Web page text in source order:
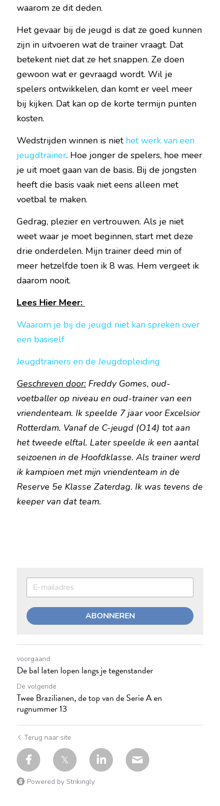
waarom ze dit deden.
Het gevaar bij de jeugd is dat ze goed kunnen
zijn in uitvoeren wat de trainer vraagt. Dat
betekent niet dat ze het snappen. Ze doen
gewoon wat er gevraagd wordt. Wil je
spelers ontwikkelen, dan komt er veel meer
bij kijken. Dat kan op de korte termijn punten
kosten.
Wedstrijden winnen is niet het werk van een
jeugdtrainer. Hoe jonger de spelers, hoe meer
je uit moet gaan van de basis. Bij de jongsten
heeft die basis vaak niet eens alleen met
voetbal te maken.
Gedrag, plezier en vertrouwen. Als je niet
weet waar je moet beginnen, start met deze
drie onderdelen. Mijn trainer deed min of
meer hetzelfde toen ik 8 was. Hem vergeet ik
daarom nooit.
Lees Hier Meer:
Waarom je bij de jeugd niet kan spreken over
een basiself
Jeugdtrainers en de Jeugdopleiding
Geschreven door: Freddy Gomes, oud-
voetballer op niveau en oud-trainer van een
vriendenteam. Ik speelde 7 jaar voor Excelsior
Rotterdam. Vanaf de C-jeugd (O14) tot aan
het tweede elftal. Later speelde ik een aantal
seizoenen in de Hoofdklasse. Als trainer werd
ik kampioen met mijn vriendenteam in de
Reserve 5e Klasse Zaterdag. Ik was tevens de
keeper van dat team.
ABONNEREN
voorgaand
De bal laten lopen langs je tegenstander
De volgende
Twee Brazilianen, de top van de Serie A en
rugnummer 13
Terug naar site
Powered by Strikingly